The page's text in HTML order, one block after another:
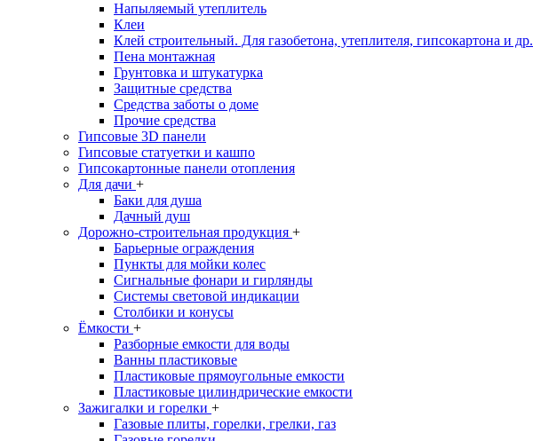
Напыляемый утеплитель
Клеи
Клей строительный. Для газобетона, утеплителя, гипсокартона и др.
Пена монтажная
Грунтовка и штукатурка
Защитные средства
Средства заботы о доме
Прочие средства
Гипсовые 3D панели
Гипсовые статуетки и кашпо
Гипсокартонные панели отопления
Для дачи +
Баки для душа
Дачный душ
Дорожно-строительная продукция +
Барьерные ограждения
Пункты для мойки колес
Сигнальные фонари и гирлянды
Системы световой индикации
Столбики и конусы
Ёмкости +
Разборные емкости для воды
Ванны пластиковые
Пластиковые прямоугольные емкости
Пластиковые цилиндрические емкости
Зажигалки и горелки +
Газовые плиты, горелки, грелки, газ